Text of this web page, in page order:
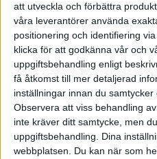
att utveckla och förbättra
våra leverantörer använda
positionering och identifiering
klicka för att godkänna vår och
uppgiftsbehandling enligt
få åtkomst till mer detaljerad
inställningar innan du
Observera att viss behandling
inte kräver ditt samtycke, men
uppgiftsbehandling. Dina
webbplatsen. Du kan när som
Footnet.seär en växande
Vi erbjuder
stödstrumpor, sockar,
varumärken som Pedag,
Bola, Funq Wear och
Vårt mål är att erbjuda
kvalitetsprodukter som
välmående.